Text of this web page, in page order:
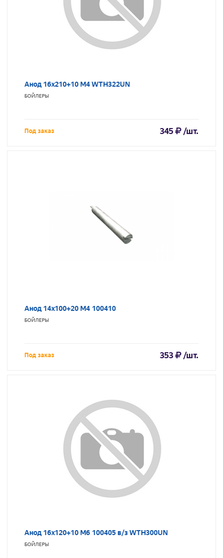
Анод 16х210+10 М4 WTH322UN
БОЙЛЕРЫ
Под заказ 345 /шт.
Анод 14х100+20 М4 100410
БОЙЛЕРЫ
Под заказ 353 /шт.
Анод 16х120+10 М6 100405 в/з WTH300UN
БОЙЛЕРЫ